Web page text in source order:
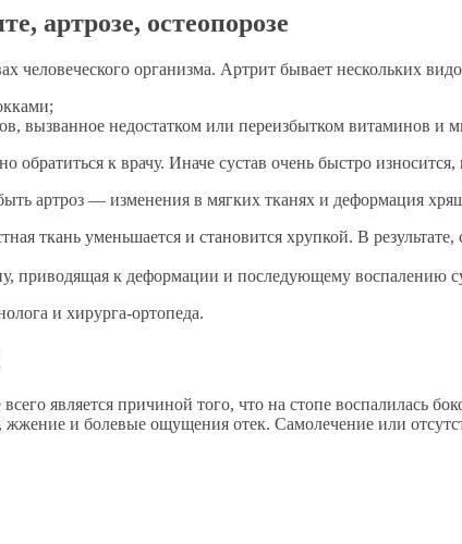
артрозе, остеопорозе
человеческого организма. Артрит бывает нескольких
вызванное недостатком или переизбытком витаминов и
к врачу. Иначе сустав очень быстро износится,
артроз — изменения в мягких тканях и деформация
ткань уменьшается и становится хрупкой. В результате,
приводящая к деформации и последующему воспалению
и хирурга-ортопеда.
является причиной того, что на стопе воспалилась
и болевые ощущения отек. Самолечение или